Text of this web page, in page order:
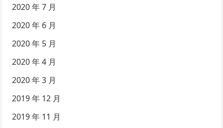
2020 年 7 月
2020 年 6 月
2020 年 5 月
2020 年 4 月
2020 年 3 月
2019 年 12 月
2019 年 11 月